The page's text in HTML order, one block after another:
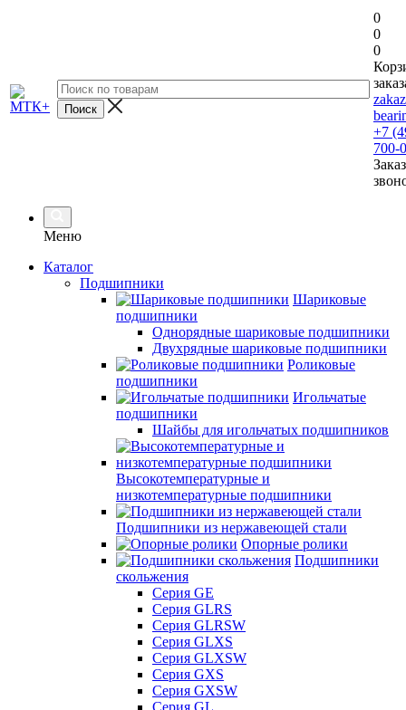
0
0
0
+7
700-
Меню
Каталог
Подшипники
Шариковые
подшипники
Однорядные шариковые подшипники
Двухрядные шариковые подшипники
Роликовые
подшипники
Игольчатые
подшипники
Шайбы для игольчатых подшипников
Высокотемпературные и
низкотемпературные подшипники
Подшипники из нержавеющей стали
Опорные ролики
Подшипники
скольжения
Серия GE
Серия GLRS
Серия GLRSW
Серия GLXS
Серия GLXSW
Серия GXS
Серия GXSW
Серия GL